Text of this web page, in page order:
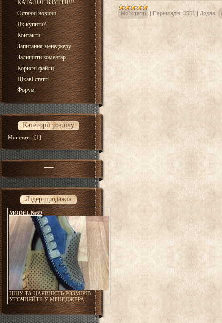
КАТАЛОГ ВЗУТТЯ!!!
Останні новини
Як купити?
Контакти
Запитання менеджеру
Залишити коментар
Корисні файли
Цікаві статті
Форум
Категорії розділу
Мої статті [1]
Лідер продажів
MODEL №69
ЦІНУ ТА НАЯВНІСТЬ РОЗМІРІВ
УТОЧНЯЙТЕ У МЕНЕДЖЕРА
Мої статті | Переглядів: 3551 | Додав: